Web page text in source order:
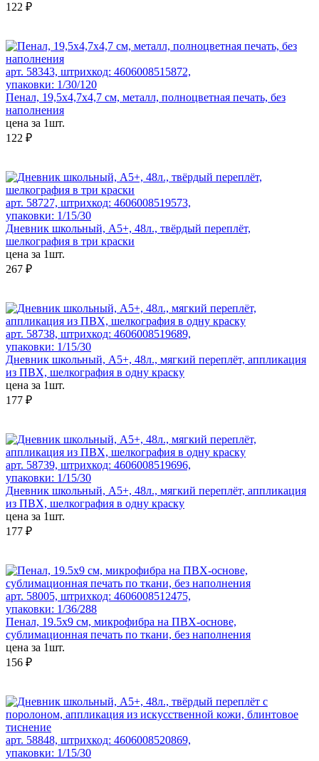
122 ₽
арт. 58343, штрихкод: 4606008515872,
упаковки: 1/30/120
Пенал, 19,5x4,7x4,7 см, металл, полноцветная печать, без
наполнения
цена за 1шт.
122 ₽
арт. 58727, штрихкод: 4606008519573,
упаковки: 1/15/30
Дневник школьный, А5+, 48л., твёрдый переплёт,
шелкография в три краски
цена за 1шт.
267 ₽
арт. 58738, штрихкод: 4606008519689,
упаковки: 1/15/30
Дневник школьный, А5+, 48л., мягкий переплёт, аппликация
из ПВХ, шелкография в одну краску
цена за 1шт.
177 ₽
арт. 58739, штрихкод: 4606008519696,
упаковки: 1/15/30
Дневник школьный, А5+, 48л., мягкий переплёт, аппликация
из ПВХ, шелкография в одну краску
цена за 1шт.
177 ₽
арт. 58005, штрихкод: 4606008512475,
упаковки: 1/36/288
Пенал, 19.5х9 см, микрофибра на ПВХ-основе,
сублимационная печать по ткани, без наполнения
цена за 1шт.
156 ₽
арт. 58848, штрихкод: 4606008520869,
упаковки: 1/15/30